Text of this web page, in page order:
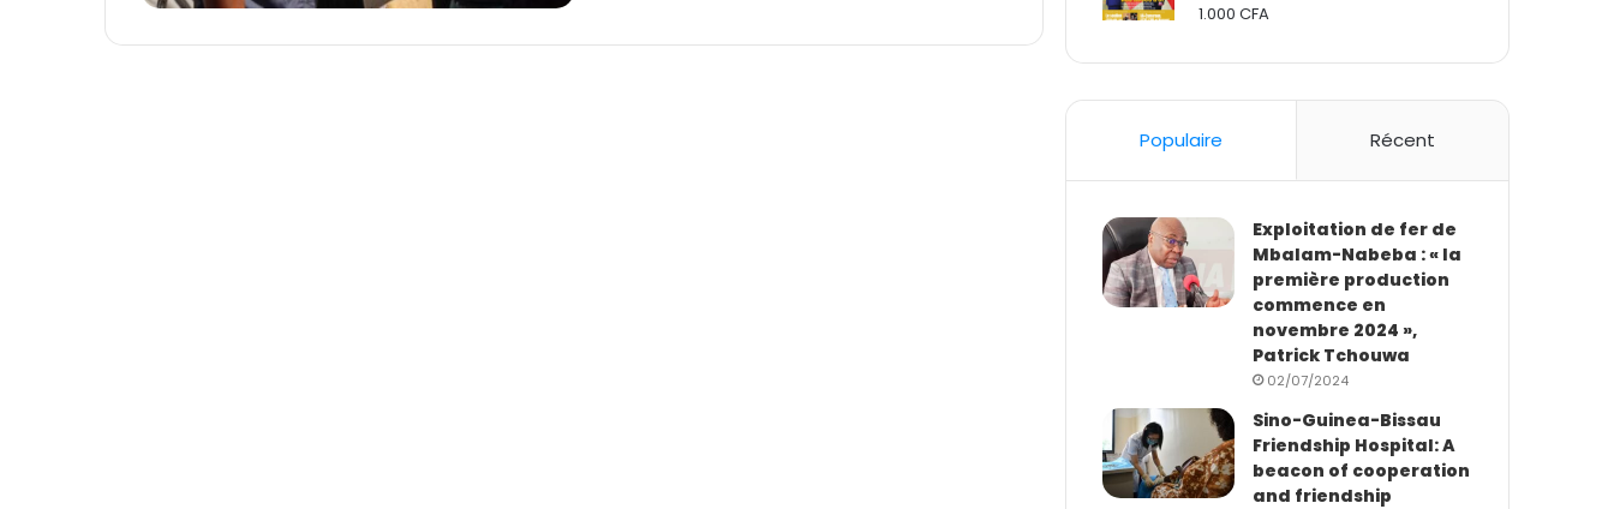
Rated
1.000CFA
Populaire Récent
Exploitation de fer de
Mbalam-Nabeba : « la
première production
commence en
novembre 2024 »,
Patrick Tchouwa
02/07/2024
Sino-Guinea-Bissau
Friendship Hospital: A
beacon of cooperation
and friendship